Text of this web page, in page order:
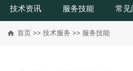
技术资讯 服务技能 常见
首页 >> 技术服务 >> 服务技能